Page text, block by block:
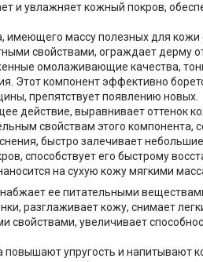
и увлажняет кожный покров,
имеющего массу полезных для кожи
свойствами, ограждает дерму
омолаживающие качества,
Этот компонент эффективно
препятствует появлению новых.
действие, выравнивает оттенок
свойствам этого компонента,
быстро залечивает
способствует его быстрому
на сухую кожу мягкими
ее питательными
разглаживает кожу, снимает
увеличивает
повышают упругость и напитывают